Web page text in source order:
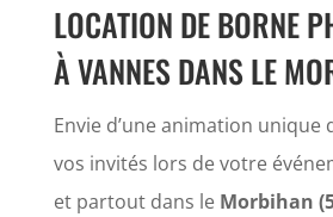
LOCATION DE BORNE
À VANNES DANS LE
Envie d’une animation unique
vos invités lors de votre
et partout dans le Morbihan